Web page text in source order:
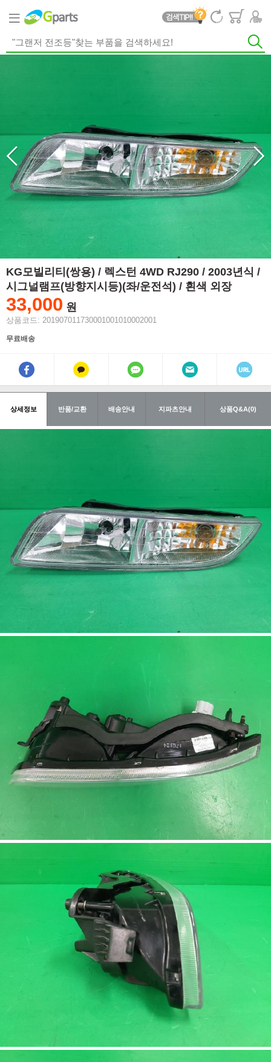
KG모빌리티(쌍용) / 렉스턴 4WD RJ290 / 2003년식 /
시그널램프(방향지시등)(좌/운전석) / 흰색 외장
33,000 원
상품코드: 201907011730001001010002001
무료배송
상세정보 반품/교환 배송안내 지파츠안내 상품Q&A(0)